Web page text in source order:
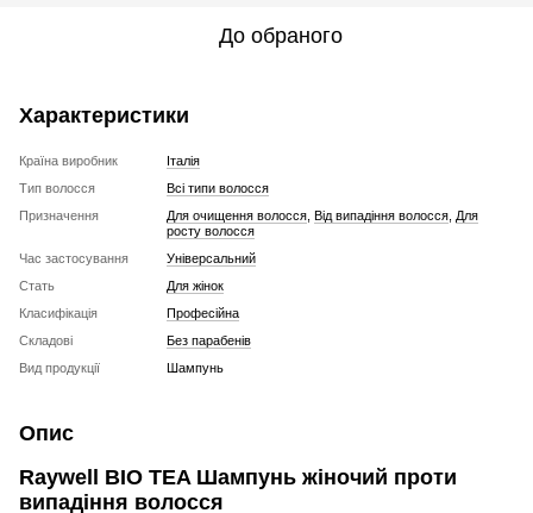
До обраного
Характеристики
Країна виробник
Італія
Тип волосся
Всі типи волосся
Призначення
Для очищення волосся Від випадіння волосся Для
росту волосся
Час застосування
Універсальний
Стать
Для жінок
Класифікація
Професійна
Складові
Без парабенів
Вид продукції
Шампунь
Опис
Raywell BIO TEA Шампунь жіночий проти
випадіння волосся